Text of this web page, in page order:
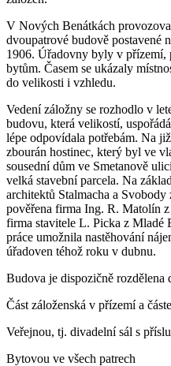
V Nových Benátkách
dvoupatrové budově postavené
1906. Úřadovny byly v přízemí,
bytům. Časem se ukázaly
do velikosti i vzhledu.
Vedení záložny se rozhodlo v
budovu, která velikostí,
lépe odpovídala potřebám. Na
zbourán hostinec, který byl ve
sousední dům ve Smetanově
velká stavební parcela. Na
architektů Stalmacha a Svobody
pověřena firma Ing. R. Matolín
firma stavitele L. Picka z Mladé
práce umožnila nastěhování
úřadoven téhož roku v dubnu.
Budova je dispozičně rozdělena
Část záloženská v přízemí a
Veřejnou, tj. divadelní sál s
Bytovou ve všech patrech